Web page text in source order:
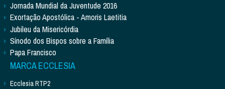
Jornada Mundial da Juventude 2016
Exortação Apostólica - Amoris Laetitia
Jubileu da Misericórdia
Sínodo dos Bispos sobre a Família
Papa Francisco
MARCA ECCLESIA
Ecclesia RTP2